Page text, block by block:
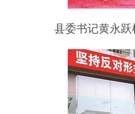
县委书记黄永跃